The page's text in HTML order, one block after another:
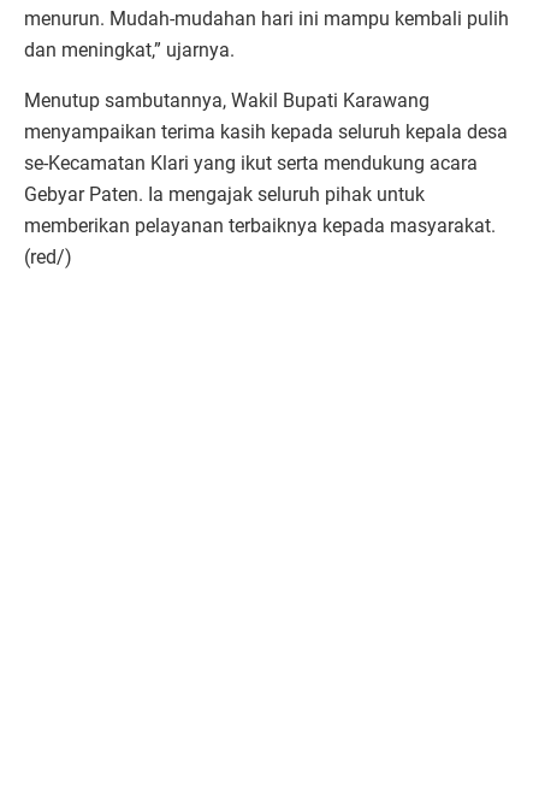
menurun. Mudah-mudahan hari ini mampu kembali pulih
dan meningkat,” ujarnya.
Menutup sambutannya, Wakil Bupati Karawang
menyampaikan terima kasih kepada seluruh kepala desa
se-Kecamatan Klari yang ikut serta mendukung acara
Gebyar Paten. Ia mengajak seluruh pihak untuk
memberikan pelayanan terbaiknya kepada masyarakat.
(red/)